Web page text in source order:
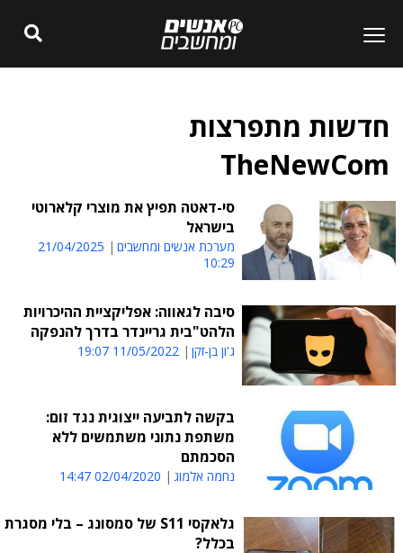
חדשות מתפרצות
TheNewCom
סי-דאטה תפיץ את מוצרי קלארוטי
בישראל
מערכת אנשים ומחשבים
21/04/2025
10:29
סיבה לגאווה: אפליקציית ההיכרויות
הלהט"בית גריינדר בדרך להנפקה
ג'ון בן-זקן 11/05/2022 19:07
בקשה לתביעה ייצוגית נגד זום:
משתפת נתוני משתמשים ללא
הסכמתם
נחמה אלמוג 02/04/2020 14:47
גלאקסי S11 של סמסונג – בלי מסגרת
בכלל?